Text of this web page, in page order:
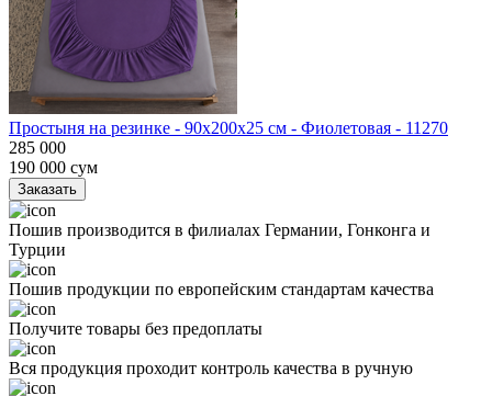
Простыня на резинке - 90x200x25 cм - Фиолетовая - 11270
285 000
190 000 сум
Заказать
Пошив производится в филиалах Германии, Гонконга и
Турции
Пошив продукции по европейским стандартам качества
Получите товары без предоплаты
Вся продукция проходит контроль качества в ручную